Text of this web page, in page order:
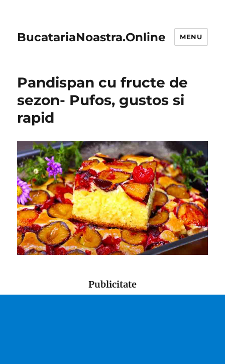
BucatariaNoastra.Online MENU
Pandispan cu fructe de
sezon- Pufos, gustos si
rapid
Publicitate